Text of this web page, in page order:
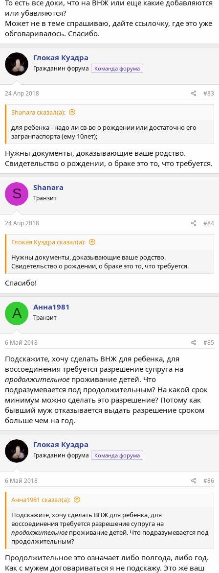
То есть все доки, что на ВНЖ или еще какие добавляются
или убавляются?
Может не в теме спрашиваю, дайте ссылочку, где это уже
обговаривалось. Спасибо.
Глокая Куздра
Гражданин форума Команда форума
24 Апр 2018 #83
Shanara сказал(а):
для ребенка - надо ли св-во о рождении или достаточно его
загранпаспорта (ему 10лет);
Нужны документы, доказывающие ваше родство.
Свидетельство о рождении, о браке это то, что требуется.
S Shanara
Транзит
24 Апр 2018 #84
Глокая Куздра сказал(а):
Нужны документы, доказывающие ваше родство.
Свидетельство о рождении, о браке это то, что требуется.
Спасибо!
А Анна1981
Транзит
6 Май 2018 #85
Подскажите, хочу сделать ВНЖ для ребенка, для
воссоединения требуется разрешение супруга на
продолжительное проживание детей. Что
подразумевается под продолжительным? На какой срок
минимум можно сделать это разрешение? Потому как
бывший муж отказывается выдать разрешение сроком
больше чем на год.
Глокая Куздра
Гражданин форума Команда форума
6 Май 2018 #86
Анна1981 сказал(а):
Подскажите, хочу сделать ВНЖ для ребенка, для
воссоединения требуется разрешение супруга на
продолжительное проживание детей. Что подразумевается под
продолжительным?
Продолжительное это означает либо полгода, либо год.
Как с мужем договариваться я не подскажу. Это же ваш